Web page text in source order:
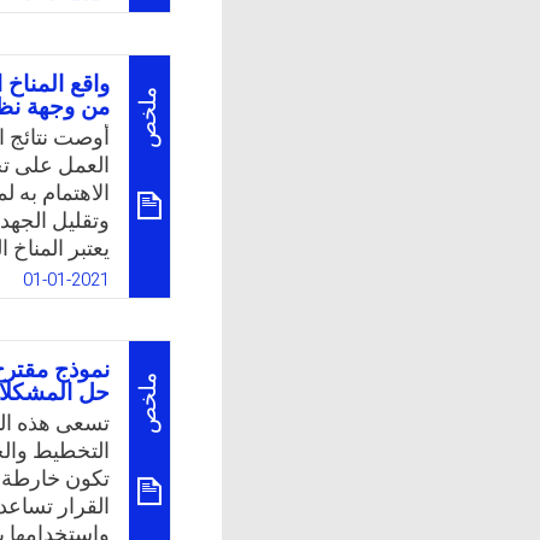
على
أهداف
مُستخدمة
ومشاركين
وجود
التنظيمية
التنشئة
ملخص
واقع
من وجهة
أوصت نتائج
العمل على
الاهتمام
وتقليل
يعتبر
المؤسسات
المرسومة
واقع
الابتدائية
إلى حلول
المعلمات.
بالسؤال:
تطويره من
01-01-2021
ملخص
نموذج
حل
تسعى هذه
التخطيط
تكون خارطة
القرار